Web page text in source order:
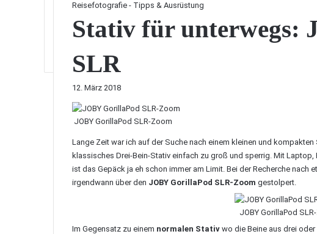
Reisefotografie - Tipps & Ausrüstung
Stativ für unterwegs:
SLR
12. März 2018
JOBY GorillaPod SLR-Zoom
Lange Zeit war ich auf der Suche nach einem kleinen und kompakten
klassisches Drei-Bein-Stativ einfach zu groß und sperrig. Mit
ist das Gepäck ja eh schon immer am Limit. Bei der Recherche nach
irgendwann über den JOBY GorillaPod SLR-Zoom gestolpert.
JOBY GorillaPod
Im Gegensatz zu einem normalen Stativ wo die Beine aus drei